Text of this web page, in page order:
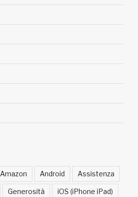
Amazon Android Assistenza
Generosità iOS (iPhone iPad)